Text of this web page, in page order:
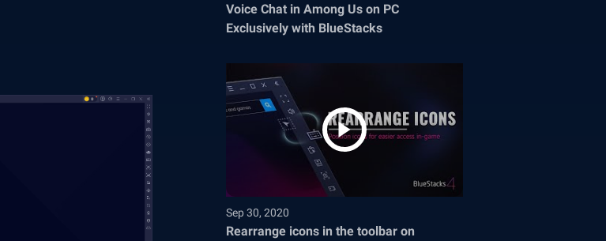
Voice Chat in Among Us on PC
Exclusively with BlueStacks
Sep 30, 2020
Rearrange icons in the toolbar on